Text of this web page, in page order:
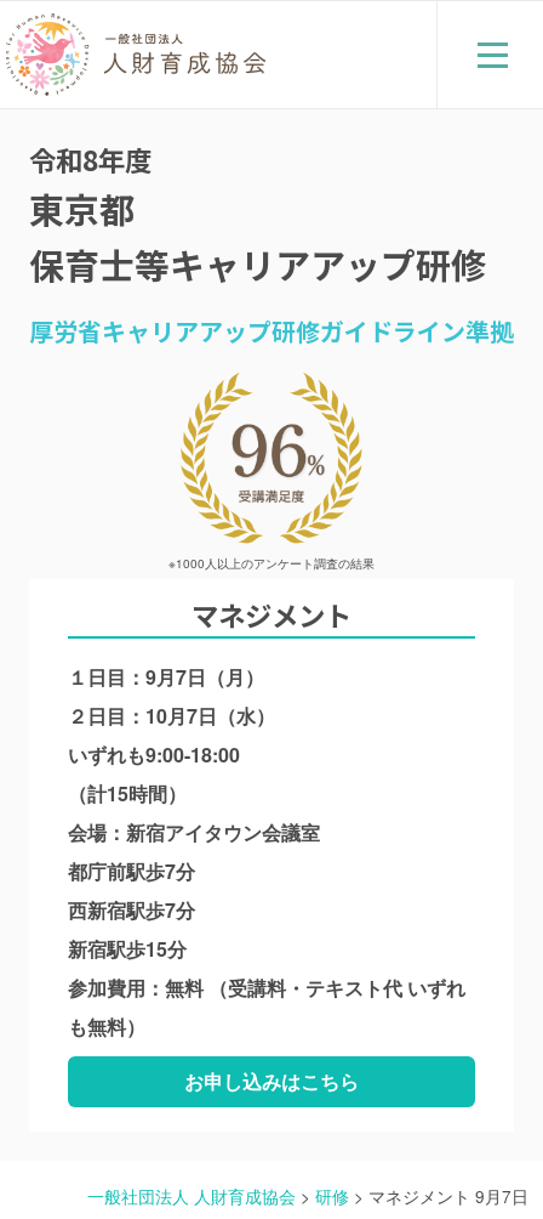
令和8年度
東京都
保育士等キャリアアップ研修
厚労省キャリアアップ研修ガイドライン準拠
※1000人以上のアンケート調査の結果
マネジメント
１日目：9月7日（月）
２日目：10月7日（水）
いずれも9:00-18:00
（計15時間）
会場：新宿アイタウン会議室
都庁前駅歩7分
西新宿駅歩7分
新宿駅歩15分
参加費用：無料 （受講料・テキスト代 いずれ
も無料）
お申し込みはこちら
一般社団法人 人財育成協会 > 研修 > マネジメント 9月7日